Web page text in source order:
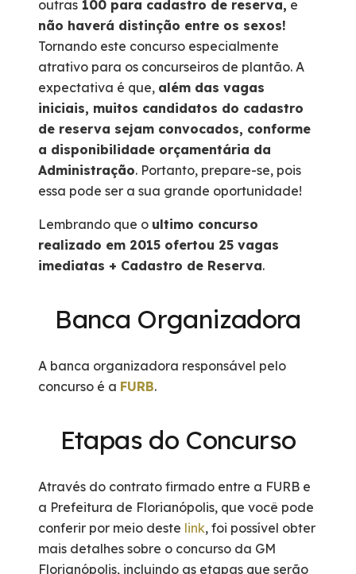
outras 100 para cadastro de reserva, e
não haverá distinção entre os sexos!
Tornando este concurso especialmente
atrativo para os concurseiros de plantão. A
expectativa é que, além das vagas
iniciais, muitos candidatos do cadastro
de reserva sejam convocados, conforme
a disponibilidade orçamentária da
Administração. Portanto, prepare-se, pois
essa pode ser a sua grande oportunidade!
Lembrando que o ultimo concurso
realizado em 2015 ofertou 25 vagas
imediatas + Cadastro de Reserva.
Banca Organizadora
A banca organizadora responsável pelo
concurso é a FURB.
Etapas do Concurso
Através do contrato firmado entre a FURB e
a Prefeitura de Florianópolis, que você pode
conferir por meio deste link, foi possível obter
mais detalhes sobre o concurso da GM
Florianópolis, incluindo as etapas que serão